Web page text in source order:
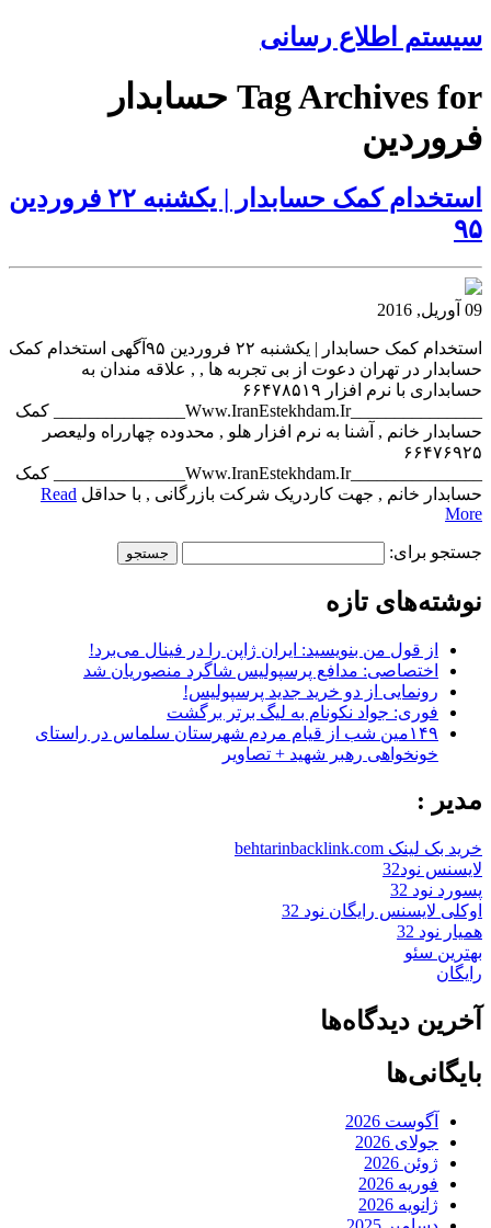
سیستم اطلاع رسانی
Tag Archives for حسابدار
فروردین
استخدام کمک حسابدار | یکشنبه ۲۲ فروردین
۹۵
09 آوریل, 2016
استخدام کمک حسابدار | یکشنبه ۲۲ فروردین ۹۵آگهی استخدام کمک
حسابدار در تهران دعوت از بی تجربه ها , , علاقه مندان به
حسابداری با نرم افزار ۶۶۴۷۸۵۱۹
_______________Www.IranEstekhdam.Ir_______________ کمک
حسابدار خانم , آشنا به نرم افزار هلو , محدوده چهارراه ولیعصر
۶۶۴۷۶۹۲۵
_______________Www.IranEstekhdam.Ir_______________ کمک
حسابدار خانم , جهت کاردریک شرکت بازرگانی , با حداقل Read
More
جستجو برای:
نوشته‌های تازه
از قول من بنویسید: ایران ژاپن را در فینال می‌برد!
اختصاصی: مدافع پرسپولیس شاگرد منصوریان شد
رونمایی از دو خرید جدید پرسپولیس!
فوری: جواد نکونام به لیگ برتر برگشت
۱۴۹مین شب از قیام مردم شهرستان سلماس در راستای
خونخواهی رهبر شهید + تصاویر
مدیر :
خرید بک لینک behtarinbacklink.com
لایسنس نود32
پسورد نود 32
اوکلی لایسنس رایگان نود 32
همیار نود 32
بهترین سئو
رایگان
آخرین دیدگاه‌ها
بایگانی‌ها
آگوست 2026
جولای 2026
ژوئن 2026
فوریه 2026
ژانویه 2026